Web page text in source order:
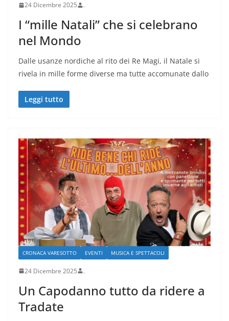
24 Dicembre 2025 .
I “mille Natali” che si celebrano
nel Mondo
Dalle usanze nordiche al rito dei Re Magi, il Natale si
rivela in mille forme diverse ma tutte accomunate dallo
Leggi tutto
CRONACA VARESOTTO EVENTI MUSICA E SPETTACOLI
24 Dicembre 2025 .
Un Capodanno tutto da ridere a
Tradate